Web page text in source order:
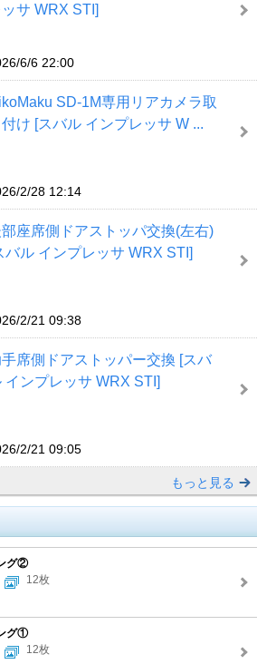
ッサ WRX STI]
6/6 22:00
SD-1M専用リアカメラ取
付け [スバル インプレッサ W ...
2/28 12:14
座席側ドアストッパ交換(左右)
バル インプレッサ WRX STI]
2/21 09:38
手席側ドアストッパー交換 [スバ
インプレッサ WRX STI]
2/21 09:05
もっと見る
グ②
12枚
グ①
12枚